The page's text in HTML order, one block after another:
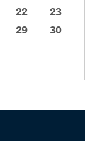
22
23
29
30